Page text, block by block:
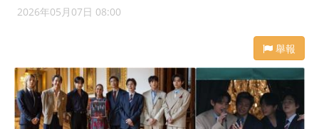
2026年05月07日 08:00
舉報